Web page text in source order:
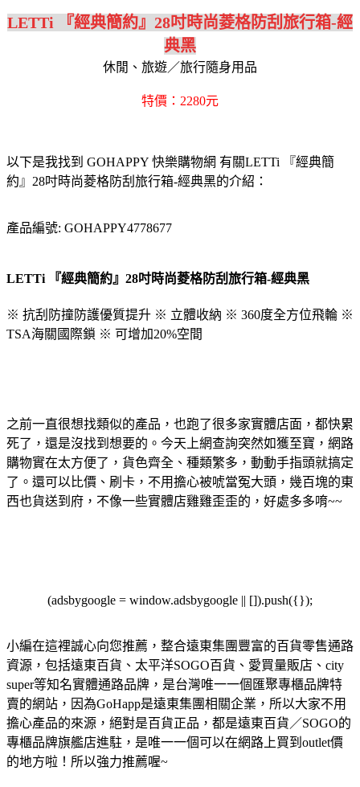
LETTi 『經典簡約』28吋時尚菱格防刮旅行箱-經
典黑
休閒、旅遊／旅行隨身用品
特價：2280元
以下是我找到 GOHAPPY 快樂購物網 有關LETTi 『經典簡
約』28吋時尚菱格防刮旅行箱-經典黑的介紹：
產品編號: GOHAPPY4778677
LETTi 『經典簡約』28吋時尚菱格防刮旅行箱-經典黑
※ 抗刮防撞防護優質提升 ※ 立體收納 ※ 360度全方位飛輪 ※
TSA海關國際鎖 ※ 可增加20%空間
之前一直很想找類似的產品，也跑了很多家實體店面，都快累
死了，還是沒找到想要的。今天上網查詢突然如獲至寶，網路
購物實在太方便了，貨色齊全、種類繁多，動動手指頭就搞定
了。還可以比價、刷卡，不用擔心被唬當冤大頭，幾百塊的東
西也貨送到府，不像一些實體店雞雞歪歪的，好處多多唷~~
(adsbygoogle = window.adsbygoogle || []).push({});
小編在這裡誠心向您推薦，整合遠東集團豐富的百貨零售通路
資源，包括遠東百貨、太平洋SOGO百貨、愛買量販店、city
super等知名實體通路品牌，是台灣唯一一個匯聚專櫃品牌特
賣的網站，因為GoHapp是遠東集團相關企業，所以大家不用
擔心產品的來源，絕對是百貨正品，都是遠東百貨／SOGO的
專櫃品牌旗艦店進駐，是唯一一個可以在網路上買到outlet價
的地方啦！所以強力推薦喔~